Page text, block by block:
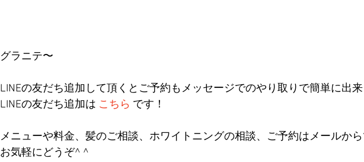
グラニテ〜
LINEの友だち追加して頂くとご予約もメッセージでのやり取りで簡単に出
LINEの友だち追加は こちら です！
メニューや料金、髪のご相談、ホワイトニングの相談、ご予約はメールか
お気軽にどうぞ^ ^